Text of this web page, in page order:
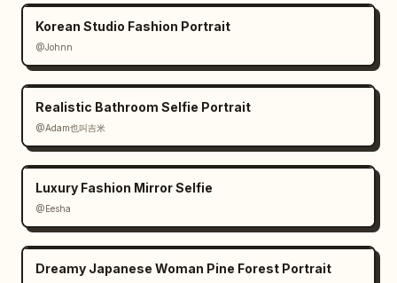
Korean Studio Fashion Portrait
@Johnn
Realistic Bathroom Selfie Portrait
@Adam也叫吉米
Luxury Fashion Mirror Selfie
@Eesha
Dreamy Japanese Woman Pine Forest Portrait